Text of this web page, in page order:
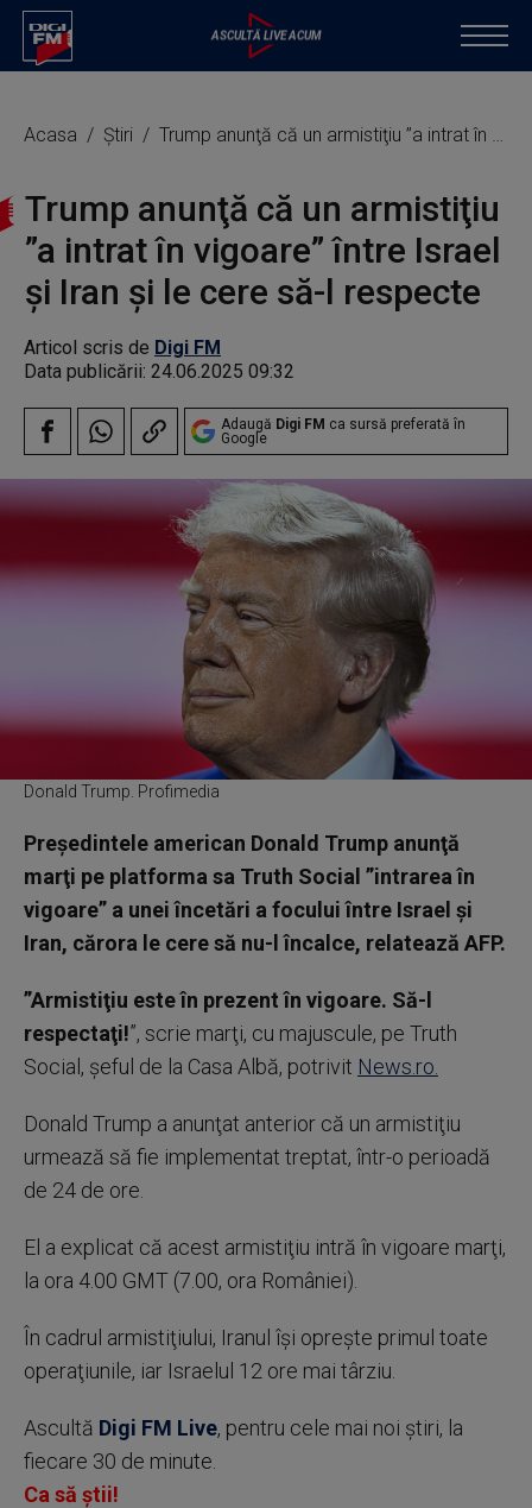
Acasa Știri Trump anunţă că un armistiţiu ”a intrat în vigoare” între Israel şi Iran şi le cere să-l respecte
Trump anunţă că un armistiţiu
”a intrat în vigoare” între Israel
şi Iran şi le cere să-l respecte
Articol scris de Digi FM
Data publicării: 24.06.2025 09:32
Adaugă Digi FM ca sursă preferată în
Google
Donald Trump. Profimedia
Preşedintele american Donald Trump anunţă
marţi pe platforma sa Truth Social ”intrarea în
vigoare” a unei încetări a focului între Israel şi
Iran, cărora le cere să nu-l încalce, relatează AFP.
”Armistiţiu este în prezent în vigoare. Să-l
respectaţi!”, scrie marţi, cu majuscule, pe Truth
Social, șeful de la Casa Albă, potrivit News.ro.
Donald Trump a anunţat anterior că un armistiţiu
urmează să fie implementat treptat, într-o perioadă
de 24 de ore.
El a explicat că acest armistiţiu intră în vigoare marţi,
la ora 4.00 GMT (7.00, ora României).
În cadrul armistiţiului, Iranul îşi opreşte primul toate
operaţiunile, iar Israelul 12 ore mai târziu.
Ascultă Digi FM Live, pentru cele mai noi știri, la
fiecare 30 de minute.
Ca să știi!